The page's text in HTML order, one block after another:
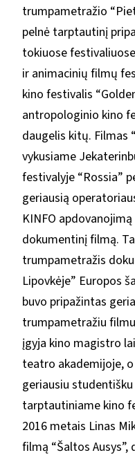
trumpametražio
pelnė tarptautinį
tokiuose
ir animacinių filmų
kino festivalis
antropologinio kino
daugelis kitų. Filmas
vykusiame
festivalyje “Rossia”
geriausią
KINFO
dokumentinį filmą.
trumpametražis
Lipovkėje” Europos
buvo pripažintas
trumpametražiu
įgyja kino magistro
teatro akademijoje,
geriausiu
tarptautiniame kino
2016 metais Linas
filmą “Šaltos Ausys”,